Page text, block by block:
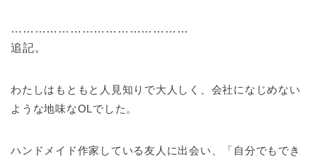
………………………………………
追記。
わたしはもともと人見知りで大人しく、会社になじめない
ような地味なOLでした。
ハンドメイド作家している友人に出会い、「自分でもでき